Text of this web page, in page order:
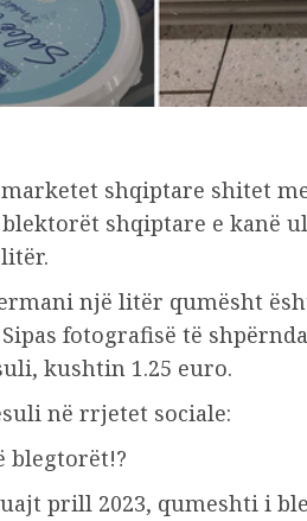
shqiptare shitet
blektorët shqiptare e kanë
një litër qumësht
fotografisë të
kushtin 1.25 euro.
në rrjetet sociale:
blegtorët!?
prill 2023, qumeshti i